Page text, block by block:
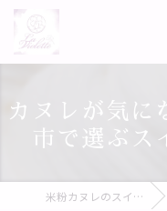
カヌレが気に
市で選ぶス
米粉カヌレのスイーツならLa Violette